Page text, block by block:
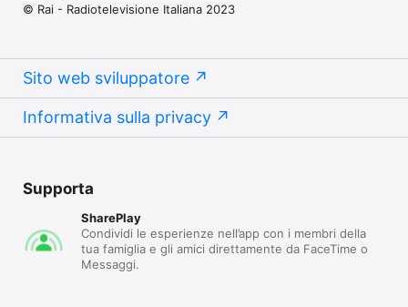
© Rai - Radiotelevisione Italiana 2023
Sito web sviluppatore
Informativa sulla privacy
Supporta
SharePlay
Condividi le esperienze nell’app con i membri della
tua famiglia e gli amici direttamente da FaceTime o
Messaggi.